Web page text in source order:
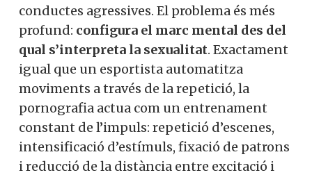
conductes agressives. El problema és més
profund: configura el marc mental des del
qual s’interpreta la sexualitat. Exactament
igual que un esportista automatitza
moviments a través de la repetició, la
pornografia actua com un entrenament
constant de l’impuls: repetició d’escenes,
intensificació d’estímuls, fixació de patrons
i reducció de la distància entre excitació i